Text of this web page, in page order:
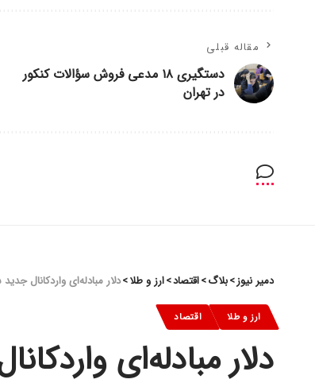
مقاله قبلی
دستگیری ۱۸ مدعی فروش سؤالات کنکور
در تهران
دمیر نیوز>بلاگ>اقتصاد>ارز و طلا>دلار مبادله‌ای واردکانال
ارز و طلا اقتصاد
دلار مبادله‌ای